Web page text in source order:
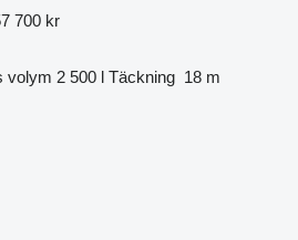
700 kr
volym 2 500 l Täckning 18 m